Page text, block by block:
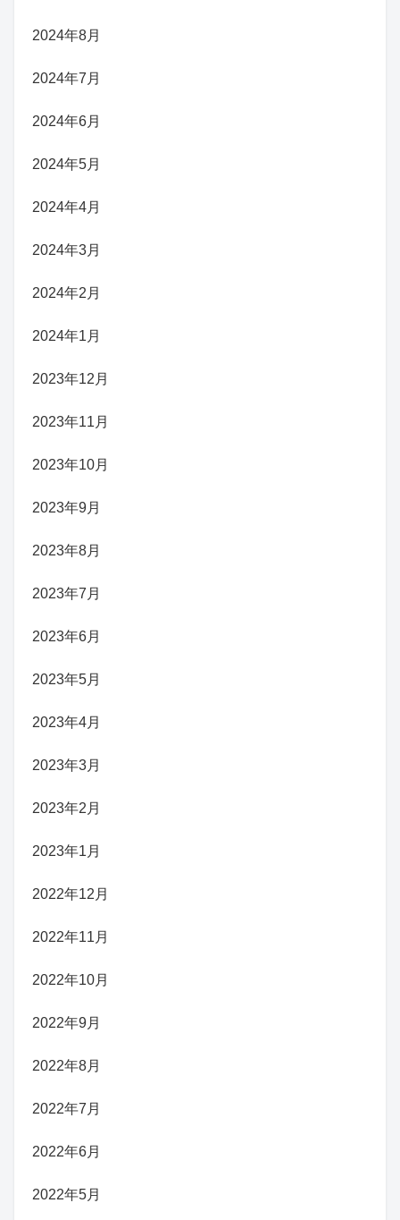
2024年8月
2024年7月
2024年6月
2024年5月
2024年4月
2024年3月
2024年2月
2024年1月
2023年12月
2023年11月
2023年10月
2023年9月
2023年8月
2023年7月
2023年6月
2023年5月
2023年4月
2023年3月
2023年2月
2023年1月
2022年12月
2022年11月
2022年10月
2022年9月
2022年8月
2022年7月
2022年6月
2022年5月